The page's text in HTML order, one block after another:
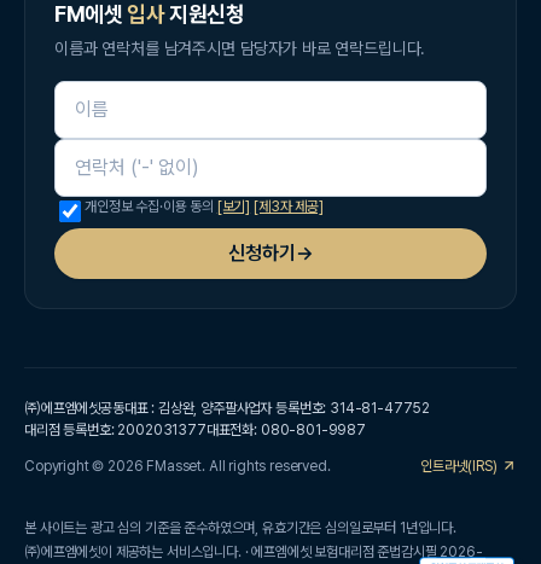
FM에셋입사지원신청
이름과 연락처를 남겨주시면 담당자가 바로 연락드립니다.
이름
연락처
개인정보 수집·이용 동의 [보기] [제3자 제공]
신청하기 →
㈜에프엠에셋공동대표 : 김상완, 양주팔사업자 등록번호: 314-81-47752
대리점 등록번호: 2002031377대표전화: 080-801-9987
Copyright © 2026 FMasset. All rights reserved. 인트라넷(IRS)
본 사이트는 광고 심의 기준을 준수하였으며, 유효기간은 심의일로부터 1년입니다.
㈜에프엠에셋이 제공하는 서비스입니다. · 에프엠에셋 보험대리점 준법감시필 2026-